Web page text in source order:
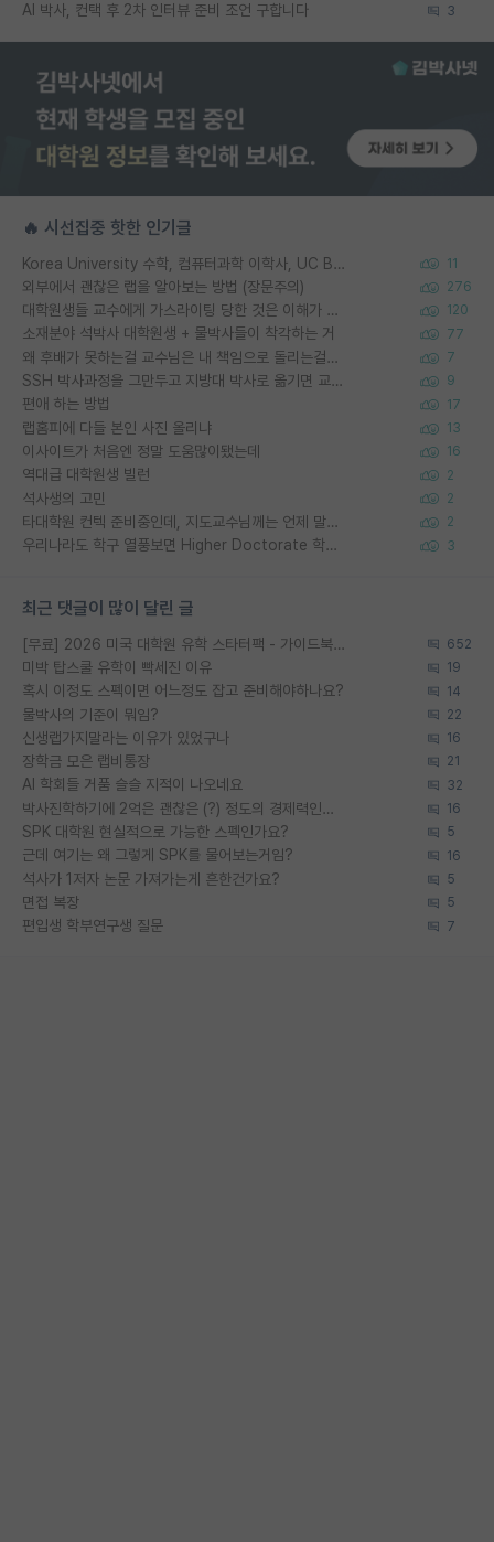
AI 박사, 컨택 후 2차 인터뷰 준비 조언 구합니다 3
🔥 시선집중 핫한 인기글
Korea University 수학, 컴퓨터과학 이학사, UC Berkeley 산업공학 대학원 공학박사가 되는 것은 쉽지 않겠죠? 11
외부에서 괜찮은 랩을 알아보는 방법 (장문주의) 276
대학원생들 교수에게 가스라이팅 당한 것은 이해가 갑니다. 안타깝네요. 120
소재분야 석박사 대학원생 + 물박사들이 착각하는 거 77
왜 후배가 못하는걸 교수님은 내 책임으로 돌리는걸까요? 7
SSH 박사과정을 그만두고 지방대 박사로 옮기면 교수의 꿈은 끝일까요? 9
편애 하는 방법 17
랩홈피에 다들 본인 사진 올리냐 13
이사이트가 처음엔 정말 도움많이됐는데 16
역대급 대학원생 빌런 2
석사생의 고민 2
타대학원 컨텍 준비중인데, 지도교수님께는 언제 말씀드려야 할까요? 2
우리나라도 학구 열풍보면 Higher Doctorate 학위가 필요하다고 봅니다. 3
최근 댓글이 많이 달린 글
[무료] 2026 미국 대학원 유학 스타터팩 - 가이드북 & 합격자 컨택메일 템플릿 652
미박 탑스쿨 유학이 빡세진 이유 19
혹시 이정도 스펙이면 어느정도 잡고 준비해야하나요? 14
물박사의 기준이 뭐임? 22
신생랩가지말라는 이유가 있었구나 16
장학금 모은 랩비통장 21
AI 학회들 거품 슬슬 지적이 나오네요 32
박사진학하기에 2억은 괜찮은 (?) 정도의 경제력인가요 16
SPK 대학원 현실적으로 가능한 스펙인가요? 5
근데 여기는 왜 그렇게 SPK를 물어보는거임? 16
석사가 1저자 논문 가져가는게 흔한건가요? 5
면접 복장 5
편입생 학부연구생 질문 7